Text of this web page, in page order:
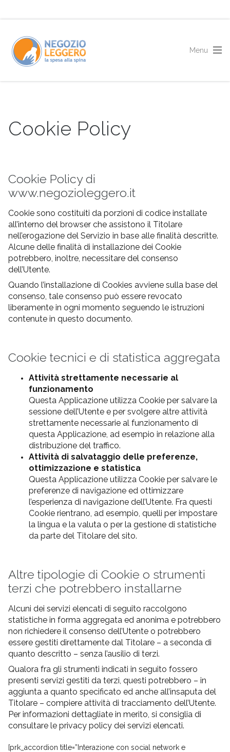
Cookie Policy
Cookie Policy di
www.negozioleggero.it
Cookie sono costituiti da porzioni di codice installate
all’interno del browser che assistono il Titolare
nell’erogazione del Servizio in base alle finalità descritte.
Alcune delle finalità di installazione dei Cookie
potrebbero, inoltre, necessitare del consenso
dell’Utente.
Quando l’installazione di Cookies avviene sulla base del
consenso, tale consenso può essere revocato
liberamente in ogni momento seguendo le istruzioni
contenute in questo documento.
Cookie tecnici e di statistica aggregata
Attività strettamente necessarie al
funzionamento
Questa Applicazione utilizza Cookie per salvare la
sessione dell’Utente e per svolgere altre attività
strettamente necessarie al funzionamento di
questa Applicazione, ad esempio in relazione alla
distribuzione del traffico.
Attività di salvataggio delle preferenze,
ottimizzazione e statistica
Questa Applicazione utilizza Cookie per salvare le
preferenze di navigazione ed ottimizzare
l’esperienza di navigazione dell’Utente. Fra questi
Cookie rientrano, ad esempio, quelli per impostare
la lingua e la valuta o per la gestione di statistiche
da parte del Titolare del sito.
Altre tipologie di Cookie o strumenti
terzi che potrebbero installarne
Alcuni dei servizi elencati di seguito raccolgono
statistiche in forma aggregata ed anonima e potrebbero
non richiedere il consenso dell’Utente o potrebbero
essere gestiti direttamente dal Titolare – a seconda di
quanto descritto – senza l’ausilio di terzi.
Qualora fra gli strumenti indicati in seguito fossero
presenti servizi gestiti da terzi, questi potrebbero – in
aggiunta a quanto specificato ed anche all’insaputa del
Titolare – compiere attività di tracciamento dell’Utente.
Per informazioni dettagliate in merito, si consiglia di
consultare le privacy policy dei servizi elencati.
[prk_accordion title=”Interazione con social network e